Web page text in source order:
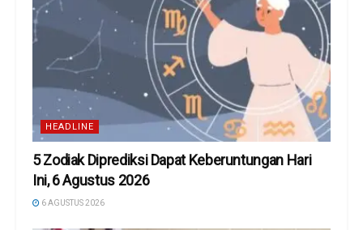
HEADLINE
5 Zodiak Diprediksi Dapat Keberuntungan Hari
Ini, 6 Agustus 2026
6 AGUSTUS 2026